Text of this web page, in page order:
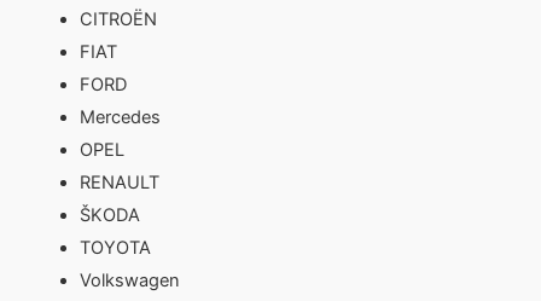
CITROËN
FIAT
FORD
Mercedes
OPEL
RENAULT
ŠKODA
TOYOTA
Volkswagen